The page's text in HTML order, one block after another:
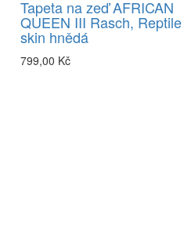
Tapeta na zeď AFRICAN
QUEEN III Rasch, Reptile
skin hnědá
799,00 Kč